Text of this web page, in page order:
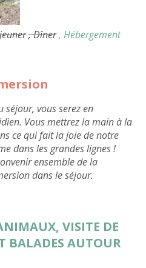
, Dîner, Hébergement
séjour, vous serez en
Vous mettrez la main à la
ce qui fait la joie de notre
dans les grandes lignes !
ensemble de la
dans le séjour.
VISITE DE
BALADES AUTOUR